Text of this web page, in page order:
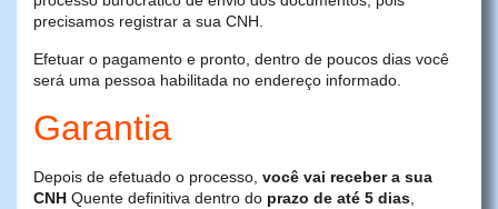
precisamos registrar a sua CNH.
Efetuar o pagamento e pronto, dentro de poucos dias você
será uma pessoa habilitada no endereço informado.
Garantia
Depois de efetuado o processo, você vai receber a sua
CNH Quente definitiva dentro do prazo de até 5 dias,